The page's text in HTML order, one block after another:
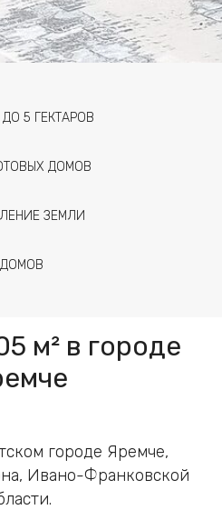
5 ГЕКТАРОВ
ДОМОВ
ЗЕМЛИ
м² в городе
городе Яремче,
Ивано-Франковской